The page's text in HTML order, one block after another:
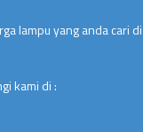
lampu yang anda cari di
kami di :